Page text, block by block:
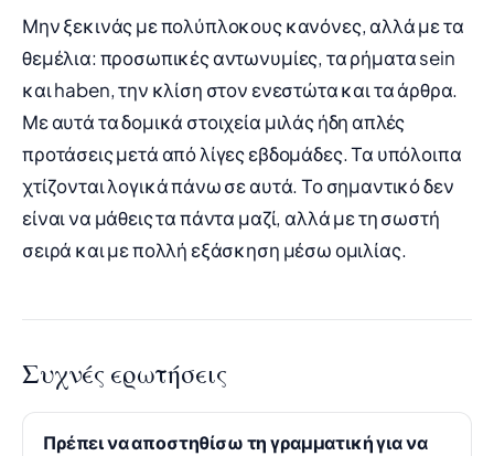
Μην ξεκινάς με πολύπλοκους κανόνες, αλλά με τα
θεμέλια: προσωπικές αντωνυμίες, τα ρήματα sein
και haben, την κλίση στον ενεστώτα και τα άρθρα.
Με αυτά τα δομικά στοιχεία μιλάς ήδη απλές
προτάσεις μετά από λίγες εβδομάδες. Τα υπόλοιπα
χτίζονται λογικά πάνω σε αυτά. Το σημαντικό δεν
είναι να μάθεις τα πάντα μαζί, αλλά με τη σωστή
σειρά και με πολλή εξάσκηση μέσω ομιλίας.
Συχνές ερωτήσεις
Πρέπει να αποστηθίσω τη γραμματική για να